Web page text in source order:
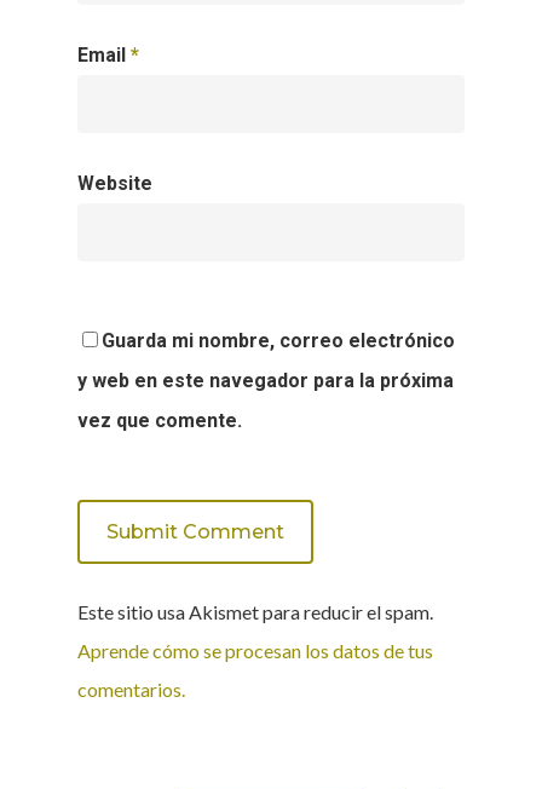
Email *
Website
Guarda mi nombre, correo electrónico
y web en este navegador para la próxima
vez que comente.
Este sitio usa Akismet para reducir el spam.
Aprende cómo se procesan los datos de tus
comentarios.